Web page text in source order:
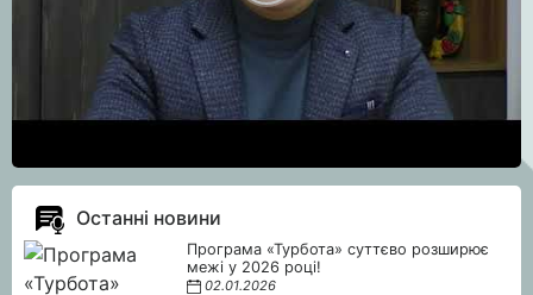
Останні новини
Програма «Турбота» суттєво розширює
межі у 2026 році!
02.01.2026